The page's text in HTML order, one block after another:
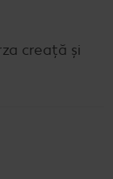
creață și